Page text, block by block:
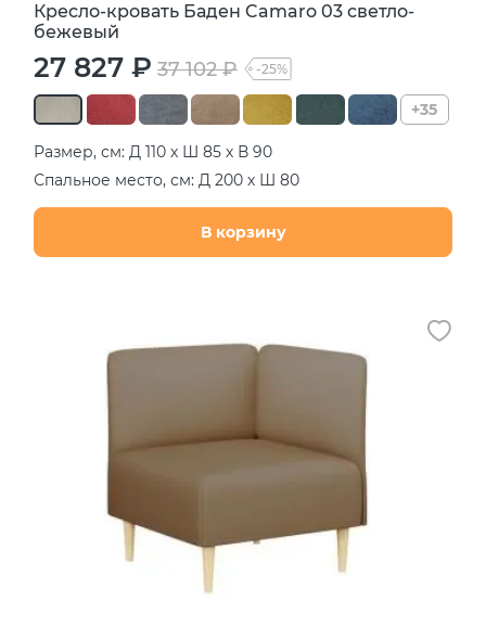
Кресло-кровать Баден Camaro 03 светло-
бежевый
27 827 ₽ 37 102 ₽ -25%
+35
Размер, см: Д 110 х Ш 85 х В 90
Спальное место, см: Д 200 х Ш 80
В корзину